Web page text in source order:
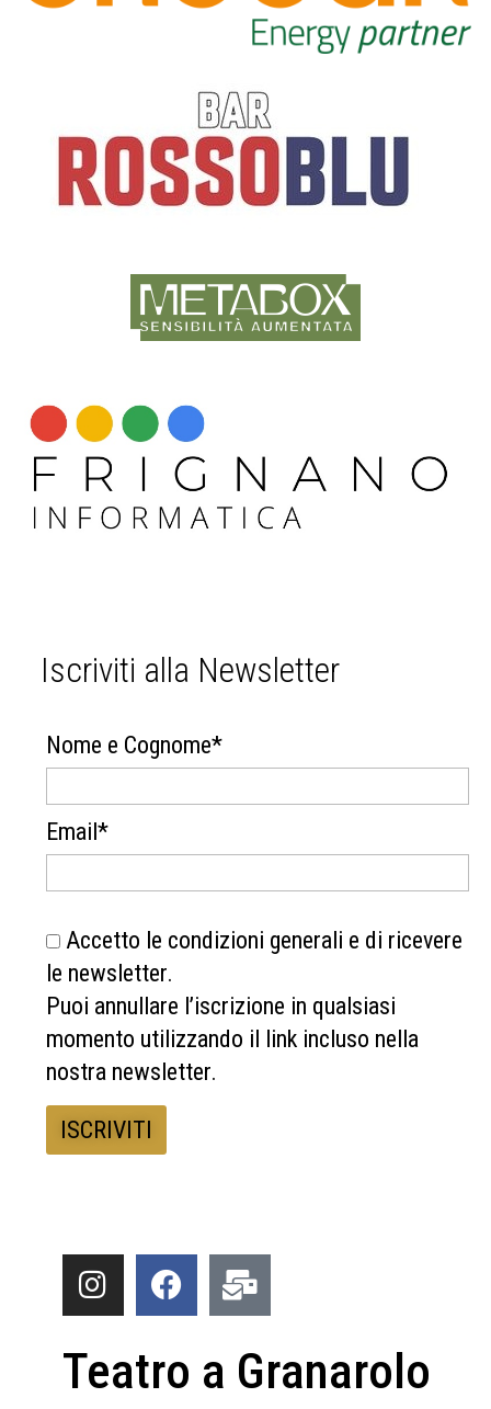
Iscriviti alla Newsletter
Nome e Cognome*
Email*
Accetto le condizioni generali e di ricevere
le newsletter.
Puoi annullare l’iscrizione in qualsiasi
momento utilizzando il link incluso nella
nostra newsletter.
Teatro a Granarolo